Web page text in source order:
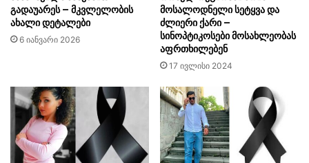
გადაუარეს – მკვლელობის
ახალი დეტალები
6 იანვარი 2026
მოსალოდნელი სეტყვა და
ძლიერი ქარი –
სინოპტიკოსები მოსახლეობას
აფრთხილებენ
17 ივლისი 2024